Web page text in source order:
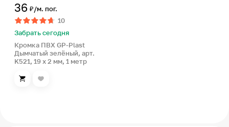
36 ₽/м. пог.
10
Забрать сегодня
Кромка ПВХ GP-Plast
Дымчатый зелёный, арт.
K521, 19 x 2 мм, 1 метр